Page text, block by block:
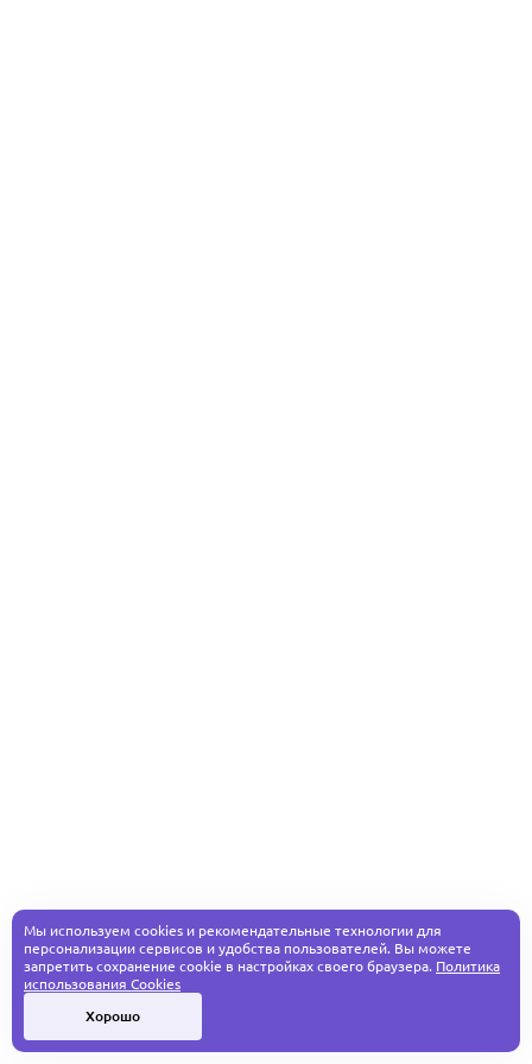
Мы используем cookies и рекомендательные технологии для
персонализации сервисов и удобства пользователей. Вы можете
запретить сохранение cookie в настройках своего браузера. Политика
использования Cookies
Хорошо